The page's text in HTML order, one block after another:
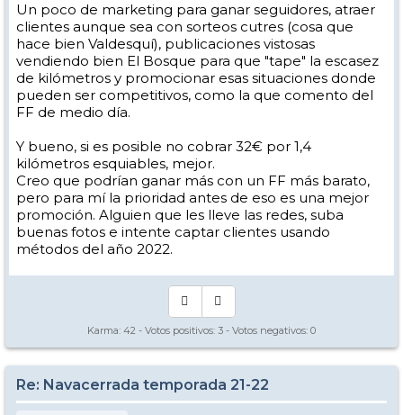
Un poco de marketing para ganar seguidores, atraer
clientes aunque sea con sorteos cutres (cosa que
hace bien Valdesquí), publicaciones vistosas
vendiendo bien El Bosque para que "tape" la escasez
de kilómetros y promocionar esas situaciones donde
pueden ser competitivos, como la que comento del
FF de medio día.
Y bueno, si es posible no cobrar 32€ por 1,4
kilómetros esquiables, mejor.
Creo que podrían ganar más con un FF más barato,
pero para mí la prioridad antes de eso es una mejor
promoción. Alguien que les lleve las redes, suba
buenas fotos e intente captar clientes usando
métodos del año 2022.
Karma: 42 - Votos positivos: 3 - Votos negativos: 0
Re: Navacerrada temporada 21-22